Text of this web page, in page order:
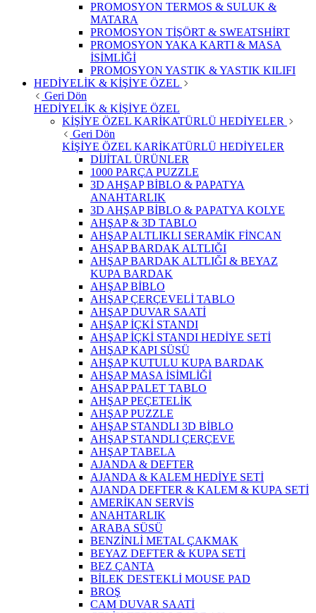
PROMOSYON TERMOS & SULUK &
MATARA
PROMOSYON TİŞÖRT & SWEATSHİRT
PROMOSYON YAKA KARTI & MASA
İSİMLİĞİ
PROMOSYON YASTIK & YASTIK KILIFI
HEDİYELİK & KİŞİYE ÖZEL
Geri Dön
HEDİYELİK & KİŞİYE ÖZEL
KİŞİYE ÖZEL KARİKATÜRLÜ HEDİYELER
Geri Dön
KİŞİYE ÖZEL KARİKATÜRLÜ HEDİYELER
DİJİTAL ÜRÜNLER
1000 PARÇA PUZZLE
3D AHŞAP BİBLO & PAPATYA
ANAHTARLIK
3D AHŞAP BİBLO & PAPATYA KOLYE
AHŞAP & 3D TABLO
AHŞAP ALTLIKLI SERAMİK FİNCAN
AHŞAP BARDAK ALTLIĞI
AHŞAP BARDAK ALTLIĞI & BEYAZ
KUPA BARDAK
AHŞAP BİBLO
AHŞAP ÇERÇEVELİ TABLO
AHŞAP DUVAR SAATİ
AHŞAP İÇKİ STANDI
AHŞAP İÇKİ STANDI HEDİYE SETİ
AHŞAP KAPI SÜSÜ
AHŞAP KUTULU KUPA BARDAK
AHŞAP MASA İSİMLİĞİ
AHŞAP PALET TABLO
AHŞAP PEÇETELİK
AHŞAP PUZZLE
AHŞAP STANDLI 3D BİBLO
AHŞAP STANDLI ÇERÇEVE
AHŞAP TABELA
AJANDA & DEFTER
AJANDA & KALEM HEDİYE SETİ
AJANDA DEFTER & KALEM & KUPA SETİ
AMERİKAN SERVİS
ANAHTARLIK
ARABA SÜSÜ
BENZİNLİ METAL ÇAKMAK
BEYAZ DEFTER & KUPA SETİ
BEZ ÇANTA
BİLEK DESTEKLİ MOUSE PAD
BROŞ
CAM DUVAR SAATİ